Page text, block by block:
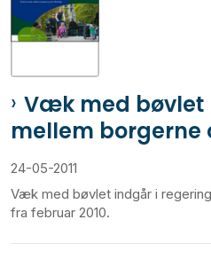
Væk med bøvlet
mellem borgerne
24-05-2011
Væk med bøvlet indgår i
fra februar 2010.